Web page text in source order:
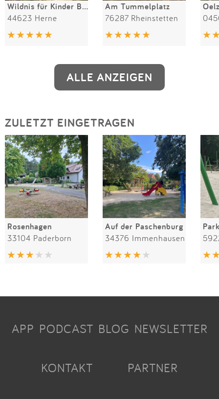
Wildnis für Kinder Beien-Gelände
44623 Herne
Am Tummelplatz
76287 Rheinstetten
ALLE ANZEIGEN
ZULETZT EINGETRAGEN
Rosenhagen
33104 Paderborn
Auf der Paschenburg
34376 Immenhausen
APP PODCAST BLOG NEWSLETTER
KONTAKT PARTNER